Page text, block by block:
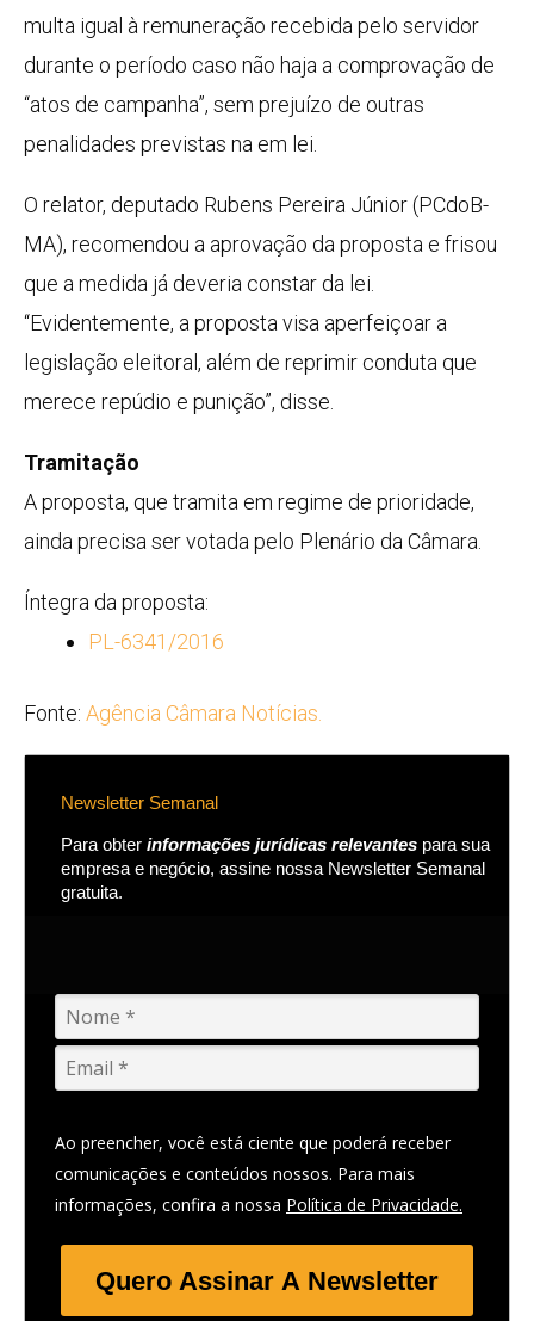
multa igual à remuneração recebida pelo servidor
durante o período caso não haja a comprovação de
“atos de campanha”, sem prejuízo de outras
penalidades previstas na em lei.
O relator, deputado Rubens Pereira Júnior (PCdoB-
MA), recomendou a aprovação da proposta e frisou
que a medida já deveria constar da lei.
“Evidentemente, a proposta visa aperfeiçoar a
legislação eleitoral, além de reprimir conduta que
merece repúdio e punição”, disse.
Tramitação
A proposta, que tramita em regime de prioridade,
ainda precisa ser votada pelo Plenário da Câmara.
Íntegra da proposta:
PL-6341/2016
Fonte: Agência Câmara Notícias.
Newsletter Semanal
Para obter informações jurídicas relevantes para sua
empresa e negócio, assine nossa Newsletter Semanal
gratuita.
Ao preencher, você está ciente que poderá receber
comunicações e conteúdos nossos. Para mais
informações, confira a nossa Política de Privacidade.
Quero Assinar A Newsletter